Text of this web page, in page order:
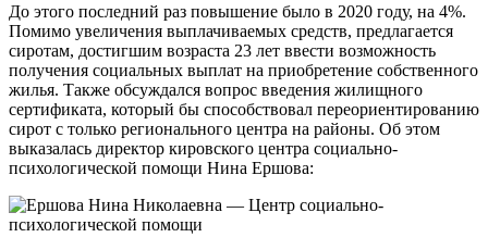
До этого последний раз повышение было в 2020 году, на 4%.
Помимо увеличения выплачиваемых средств, предлагается
сиротам, достигшим возраста 23 лет ввести возможность
получения социальных выплат на приобретение собственного
жилья. Также обсуждался вопрос введения жилищного
сертификата, который бы способствовал переориентированию
сирот с только регионального центра на районы. Об этом
выказалась директор кировского центра социально-
психологической помощи Нина Ершова: